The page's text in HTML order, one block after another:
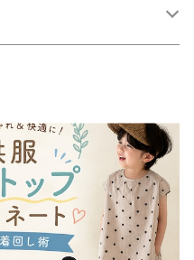
子供服